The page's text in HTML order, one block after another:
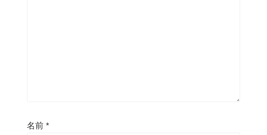
名前 *